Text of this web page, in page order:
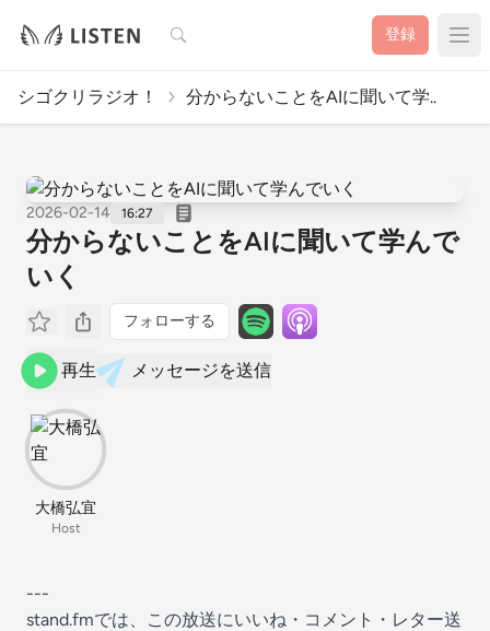
検索 登録
シゴクリラジオ！ 分からないことをAIに聞いて学..
2026-02-14 16:27
分からないことをAIに聞いて学んで
いく
フォローする
再生 メッセージを送信
大橋弘宜
Host
---
stand.fmでは、この放送にいいね・コメント・レター送